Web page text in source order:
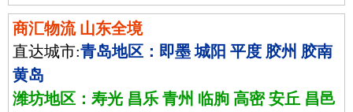
商汇物流 山东全境
直达城市:青岛地区：即墨 城阳 平度 胶州 胶南
黄岛
潍坊地区：寿光 昌乐 青州 临朐 高密 安丘 昌邑